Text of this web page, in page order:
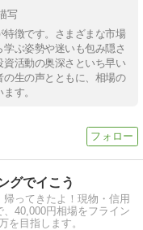
写
徴です。さまざまな市場
ぶ姿勢や迷いも包み隠さ
活動の奥深さといち早い
生の声とともに、相場の
す。
グでイこう
ってきたよ！現物・信用
40,000円相場をフライン
を目指します。